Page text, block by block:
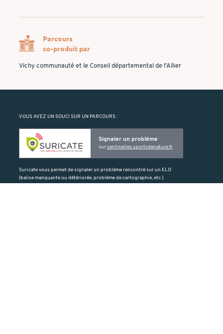
Parcours
co-produit par
Vichy communauté et le Conseil départemental de l’Allier
VOUS AVEZ UN SOUCI SUR UN PARCOURS :
Signaler un problème
sursentinelles.sportsdenature.fr
Suricate vous permet de signaler un problème rencontré sur un ELO
(balise manquante ou détériorée, problème de cartographie, etc.).